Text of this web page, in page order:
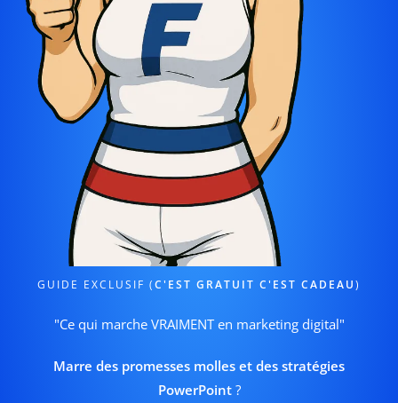
GUIDE EXCLUSIF (C'EST GRATUIT C'EST CADEAU)
"Ce qui marche VRAIMENT en marketing digital"
Marre des promesses molles et des stratégies
PowerPoint?